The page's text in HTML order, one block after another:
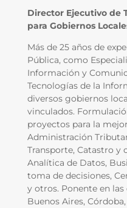
Director Ejecutivo de
para Gobiernos
Más de 25 años de
Pública, como
Información y
Tecnologías de la
diversos gobiernos
vinculados.
proyectos para la
Administración
Transporte, Catastro y
Analítica de Datos,
toma de decisiones,
y otros. Ponente en
Buenos Aires,